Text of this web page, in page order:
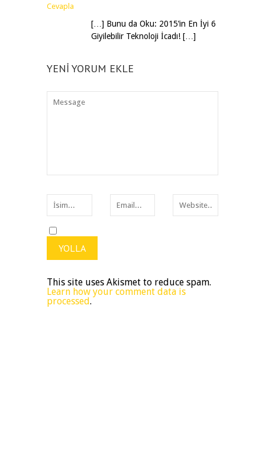
Cevapla
[…] Bunu da Oku: 2015’in En İyi 6
Giyilebilir Teknoloji İcadı! […]
YENI YORUM EKLE
This site uses Akismet to reduce spam.
Learn how your comment data is
processed.